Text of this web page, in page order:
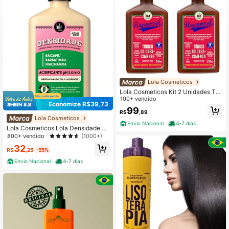
4,82 4.1K Seguidores
4,82
4,82 4.1K Seguidores
4,82 4.1K Seguidores
Economize R$39,73
Lola Cosmeticos
Lola Cosmeticos Lola Densidade A
cidificante 250g
800+ vendido (1000+)
R$32 ,25 -55%
Envio Nacional
4-7 dias
Lola Cosmeticos
Lola Cosmeticos Kit 2 Unidades Tô
nico de Crescimento Capilar Lola R
apunzel - 250ml
100+ vendido
R$99 ,89
Envio Nacional
4-7 dias